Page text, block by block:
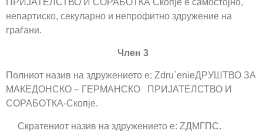
ПРИЈАТЕЛСТВО И СОРАБОТКА Скопје е самостојно,
непартиско, секуларно и непрофитно здружение на
граѓани.
Член 3
Полниот назив на здружението е: Zdru`enieДРУШТВО ЗА
МАКЕДОНСКО – ГЕРМАНСКО ПРИЈАТЕЛСТВО И
СОРАБОТКА-Скопје.
Скратениот назив на здружението е: ZДМГПС.